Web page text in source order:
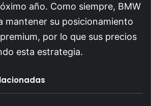
año. Como siempre, BMW
mantener su posicionamiento
por lo que sus precios
esta estrategia.